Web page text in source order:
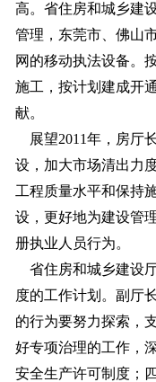
高。省住房和城乡建
管理，东莞市、佛山
网的移动执法设备。
施工，按计划建成开
献。
展望2011年，房厅
设，加大市场清出力
工程质量水平和保持
设，更好地为建设管
册执业人员行为。
省住房和城乡建设
度的工作计划。副厅
的行为要努力探索，
好专项治理的工作，
安全生产许可制度；